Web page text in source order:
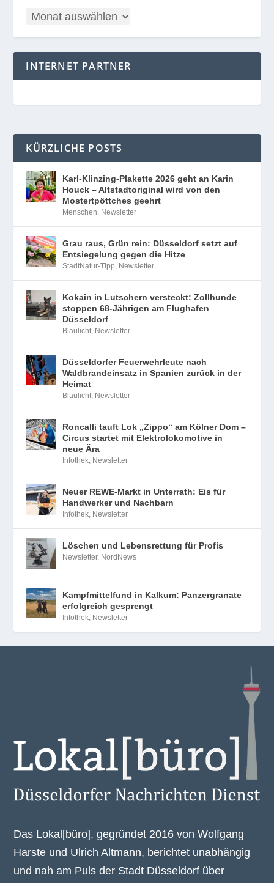
INTERNET PARTNER
KÜRZLICHE POSTS
Karl-Klinzing-Plakette 2026 geht an Karin
Houck – Altstadtoriginal wird von den
Mostertpöttches geehrt
Menschen, Newsletter
Grau raus, Grün rein: Düsseldorf setzt auf
Entsiegelung gegen die Hitze
StadtNatur-Tipp, Newsletter
Kokain in Lutschern versteckt: Zollhunde
stoppen 68-Jährigen am Flughafen
Düsseldorf
Blaulicht, Newsletter
Düsseldorfer Feuerwehrleute nach
Waldbrandeinsatz in Spanien zurück in der
Heimat
Blaulicht, Newsletter
Roncalli tauft Lok „Zippo“ am Kölner Dom –
Circus startet mit Elektrolokomotive in
neue Ära
Infothek, Newsletter
Neuer REWE-Markt in Unterrath: Eis für
Handwerker und Nachbarn
Infothek, Newsletter
Löschen und Lebensrettung für Profis
Newsletter, NordNews
Kampfmittelfund in Kalkum: Panzergranate
erfolgreich gesprengt
Infothek, Newsletter
Das Lokal[büro], gegründet 2016 von Wolfgang
Harste und Ulrich Altmann, berichtet unabhängig
und nah am Puls der Stadt Düsseldorf über